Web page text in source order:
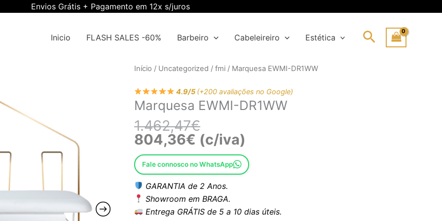
Envios Grátis + Pagamento em 12x s/juros
Inicio FLASH SALES -60% Barbeiro Cabeleireiro Estética Search
Início / Uncategorized / fmi / Marquesa EWMI-DR1WW
4.9/5 (+200 avaliações no Google)
Marquesa EWMI-DR1WW
1.462,47€
O
original
era:
O
atual
é:
804,36€ (c/iva)
Fale connosco no WhatsApp
GARANTIA de 2 Anos.
Showroom em BRAGA.
Entrega GRÁTIS de 5 a 10 dias úteis.
Quantidade
Marquesa
EWMI-
DR1WW